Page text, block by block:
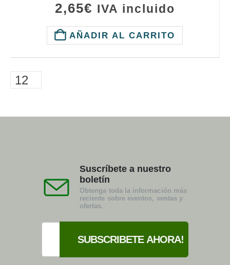
2,65€ IVA incluido
AÑADIR AL CARRITO
Suscríbete a nuestro
boletín
Obtenga toda la información más
reciente sobre eventos, ventas y
ofertas.